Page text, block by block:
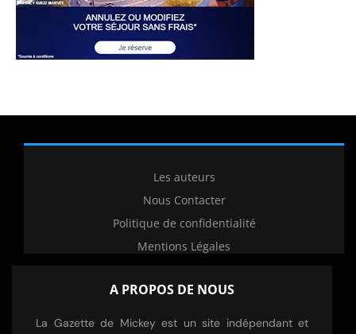
Les auteurs
Nous Contacter
Politique de confidentialité
Mentions Légales
A PROPOS DE NOUS
La Gazette de Mickey est un site indépendant et